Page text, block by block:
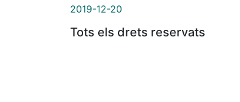
2019-12-20
Tots els drets reservats